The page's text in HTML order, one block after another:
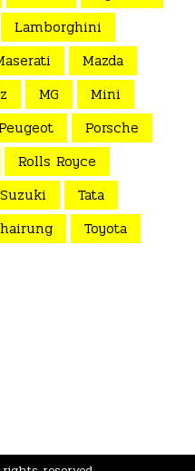
Lamborghini
Mazda
MG
Mini
Porsche
Rolls Royce
Suzuki
Tata
Toyota